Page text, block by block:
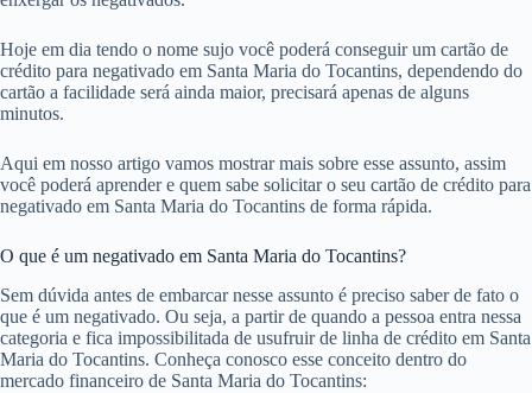
Hoje em dia tendo o nome sujo você poderá conseguir um cartão de
crédito para negativado em Santa Maria do Tocantins, dependendo do
cartão a facilidade será ainda maior, precisará apenas de alguns
minutos.
Aqui em nosso artigo vamos mostrar mais sobre esse assunto, assim
você poderá aprender e quem sabe solicitar o seu cartão de crédito para
negativado em Santa Maria do Tocantins de forma rápida.
O que é um negativado em Santa Maria do Tocantins?
Sem dúvida antes de embarcar nesse assunto é preciso saber de fato o
que é um negativado. Ou seja, a partir de quando a pessoa entra nessa
categoria e fica impossibilitada de usufruir de linha de crédito em Santa
Maria do Tocantins. Conheça conosco esse conceito dentro do
mercado financeiro de Santa Maria do Tocantins: